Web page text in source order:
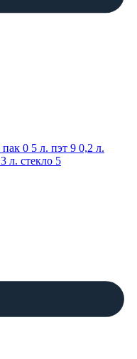
пак 0 5 л. пэт 9 0,2 л.
3 л. стекло 5